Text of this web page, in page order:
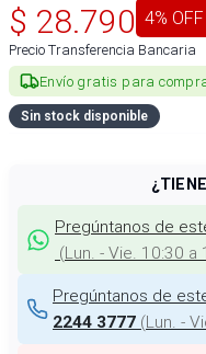
$ 28.790 4% OFF
Precio Transferencia Bancaria
Envío gratis para
Sin stock disponible
Pregúntanos de
(Lun. - Vie. 10:30
Pregúntanos de
2244 3777 (Lun. -